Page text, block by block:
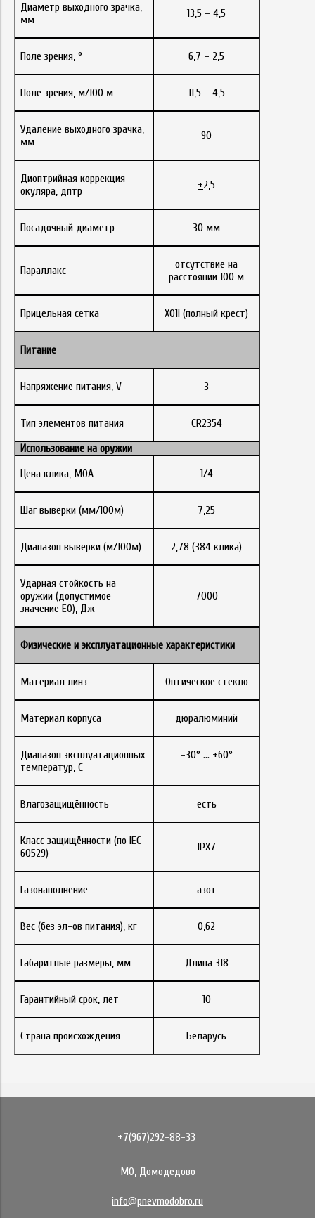
Диаметр выходного зрачка,
мм
13,5 – 4,5
Поле зрения, ° 6,7 – 2,5
Поле зрения, м/100 м 11,5 – 4,5
Удаление выходного зрачка,
мм
90
Диоптрийная коррекция
окуляра, дптр
+2,5
Посадочный диаметр 30 мм
Параллакс
отсутствие на
расстоянии 100 м
Прицельная сетка X01i (полный крест)
Питание
Напряжение питания, V 3
Тип элементов питания
CR2354
Использование на оружии
Цена клика, МОА
1/4
Шаг выверки (мм/100м) 7,25
Диапазон выверки (м/100м) 2,78 (384 клика)
Ударная стойкость на
оружии (допустимое
значение E0), Дж
7000
Физические и эксплуатационные характеристики
Материал линз Оптическое стекло
Материал корпуса дюралюминий
Диапазон эксплуатационных
температур, С
-30° … +60°
Влагозащищённость есть
Класс защищённости (по IEC
60529)
IPX7
Газонаполнение азот
Вес (без эл-ов питания), кг 0,62
Габаритные размеры, мм Длина 318
Гарантийный срок, лет 10
Страна происхождения Беларусь
+7(967)292-88-33
МО, Домодедово
info@pnevmodobro.ru